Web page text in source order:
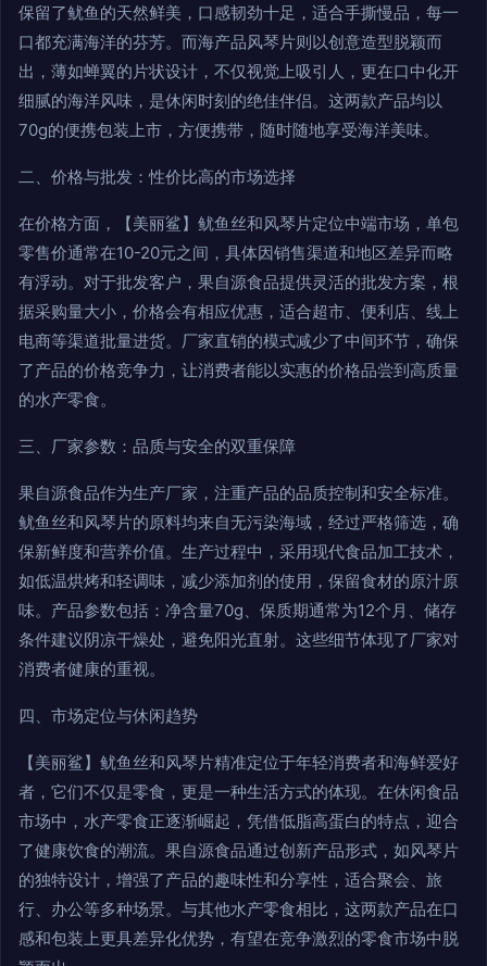
保留了鱿鱼的天然鲜美，口感韧劲十足，适合手撕慢品，每一
口都充满海洋的芬芳。而海产品风琴片则以创意造型脱颖而
出，薄如蝉翼的片状设计，不仅视觉上吸引人，更在口中化开
细腻的海洋风味，是休闲时刻的绝佳伴侣。这两款产品均以
70g的便携包装上市，方便携带，随时随地享受海洋美味。
二、价格与批发：性价比高的市场选择
在价格方面，【美丽鲨】鱿鱼丝和风琴片定位中端市场，单包
零售价通常在10-20元之间，具体因销售渠道和地区差异而略
有浮动。对于批发客户，果自源食品提供灵活的批发方案，根
据采购量大小，价格会有相应优惠，适合超市、便利店、线上
电商等渠道批量进货。厂家直销的模式减少了中间环节，确保
了产品的价格竞争力，让消费者能以实惠的价格品尝到高质量
的水产零食。
三、厂家参数：品质与安全的双重保障
果自源食品作为生产厂家，注重产品的品质控制和安全标准。
鱿鱼丝和风琴片的原料均来自无污染海域，经过严格筛选，确
保新鲜度和营养价值。生产过程中，采用现代食品加工技术，
如低温烘烤和轻调味，减少添加剂的使用，保留食材的原汁原
味。产品参数包括：净含量70g、保质期通常为12个月、储存
条件建议阴凉干燥处，避免阳光直射。这些细节体现了厂家对
消费者健康的重视。
四、市场定位与休闲趋势
【美丽鲨】鱿鱼丝和风琴片精准定位于年轻消费者和海鲜爱好
者，它们不仅是零食，更是一种生活方式的体现。在休闲食品
市场中，水产零食正逐渐崛起，凭借低脂高蛋白的特点，迎合
了健康饮食的潮流。果自源食品通过创新产品形式，如风琴片
的独特设计，增强了产品的趣味性和分享性，适合聚会、旅
行、办公等多种场景。与其他水产零食相比，这两款产品在口
感和包装上更具差异化优势，有望在竞争激烈的零食市场中脱